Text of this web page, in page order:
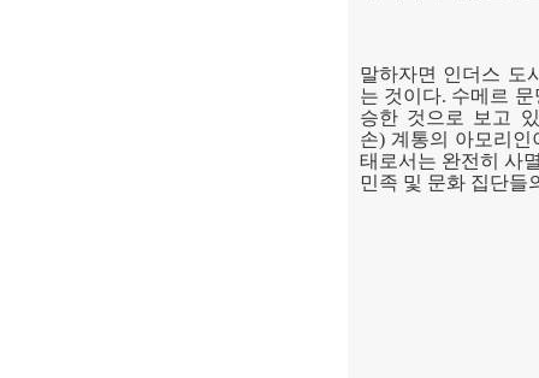
말하자면 인더스 도
는 것이다. 수메르
승한 것으로 보고
손) 계통의 아모리
태로서는 완전히 사
민족 및 문화 집단들